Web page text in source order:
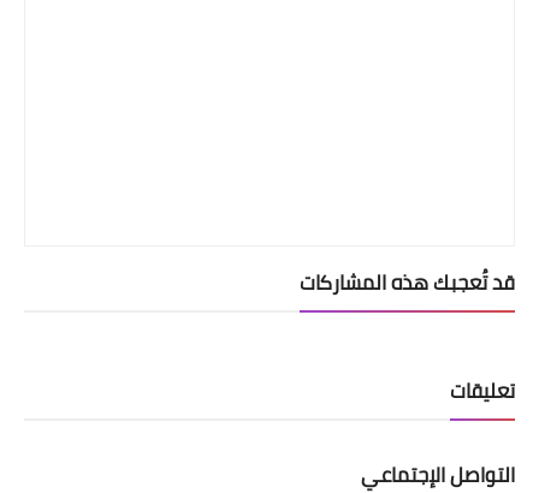
قد تُعجبك هذه المشاركات
تعليقات
التواصل الإجتماعي